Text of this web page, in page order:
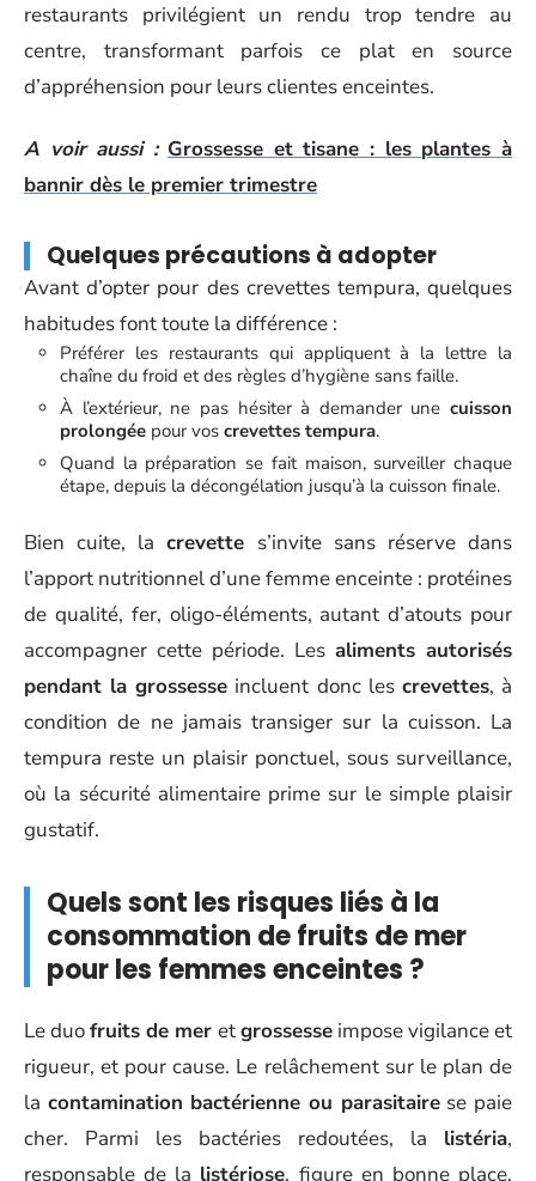
restaurants privilégient un rendu trop tendre au
centre, transformant parfois ce plat en source
d’appréhension pour leurs clientes enceintes.
A voir aussi : Grossesse et tisane : les plantes à
bannir dès le premier trimestre
Quelques précautions à adopter
Avant d’opter pour des crevettes tempura, quelques
habitudes font toute la différence :
Préférer les restaurants qui appliquent à la lettre la
chaîne du froid et des règles d’hygiène sans faille.
À l’extérieur, ne pas hésiter à demander une cuisson
prolongée pour vos crevettes tempura.
Quand la préparation se fait maison, surveiller chaque
étape, depuis la décongélation jusqu’à la cuisson finale.
Bien cuite, lacrevette s’invite sans réserve dans
l’apport nutritionnel d’une femme enceinte : protéines
de qualité, fer, oligo-éléments, autant d’atouts pour
accompagner cette période. Les aliments autorisés
pendant la grossesse incluent donc les crevettes, à
condition de ne jamais transiger sur la cuisson. La
tempura reste un plaisir ponctuel, sous surveillance,
où la sécurité alimentaire prime sur le simple plaisir
gustatif.
Quels sont les risques liés à la
consommation de fruits de mer
pour les femmes enceintes ?
Le duofruits de mer etgrossesseimpose vigilance et
rigueur, et pour cause. Le relâchement sur le plan de
la contamination bactérienne ou parasitairese paie
cher. Parmi les bactéries redoutées, la listéria,
responsable de la listériose, figure en bonne place.